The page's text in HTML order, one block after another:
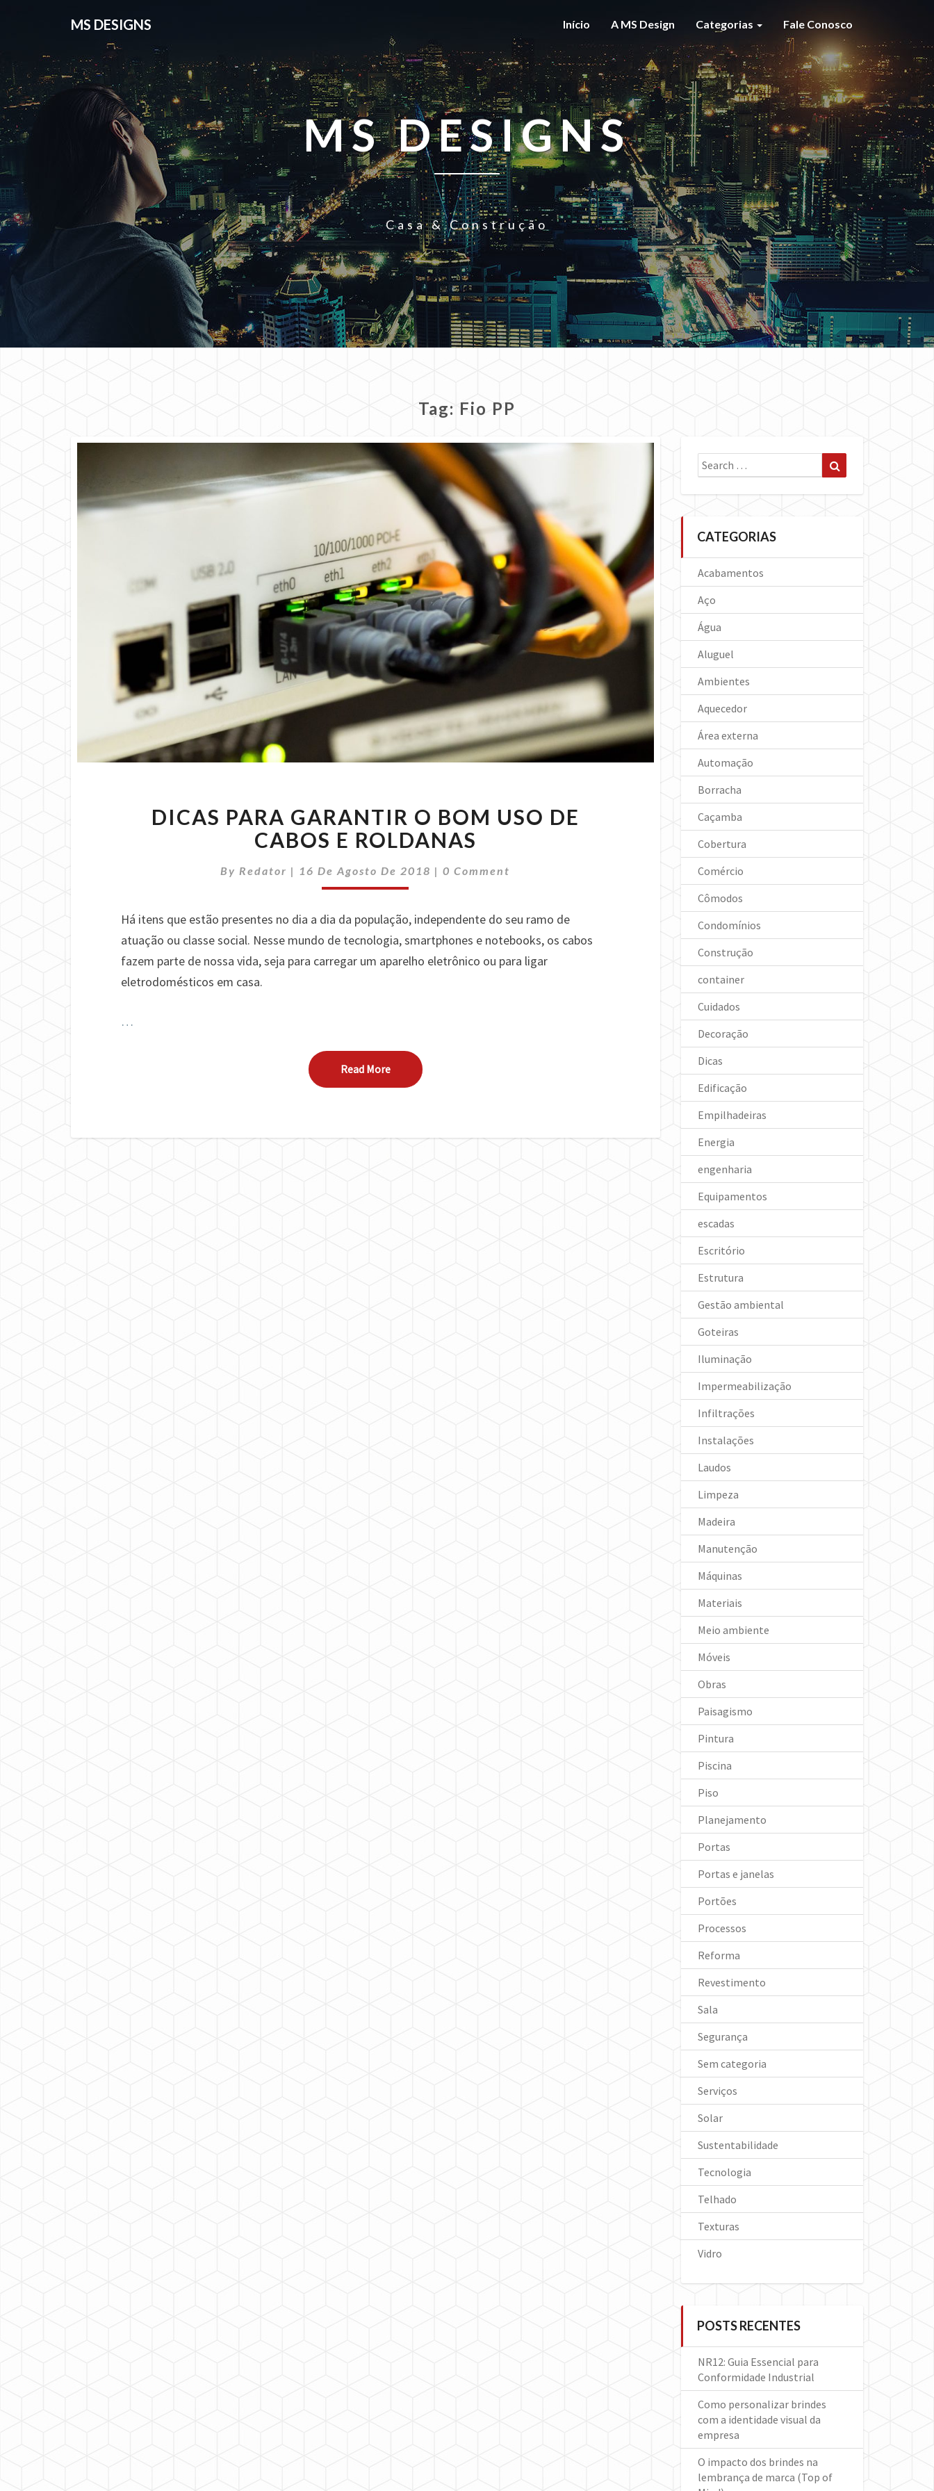
MS DESIGNS Início A MS Design Categorias Fale Conosco
MS DESIGNS
Casa & Construção
Tag: Fio PP
PARA
GARANTIR
O
BOM
USO
CABOS
E
ROLDANAS
DICAS PARA GARANTIR O BOM USO DE
CABOS E ROLDANAS
By Redator | 16 De Agosto De 2018 |Comments
0 Comment
Há itens que estão presentes no dia a dia da população, independente do seu ramo de
atuação ou classe social. Nesse mundo de tecnologia, smartphones e notebooks, os cabos
fazem parte de nossa vida, seja para carregar um aparelho eletrônico ou para ligar
eletrodomésticos em casa.
…
Read MoreRead More
Search
for:
CATEGORIAS
Acabamentos
Aço
Água
Aluguel
Ambientes
Aquecedor
Área externa
Automação
Borracha
Caçamba
Cobertura
Comércio
Cômodos
Condomínios
Construção
container
Cuidados
Decoração
Dicas
Edificação
Empilhadeiras
Energia
engenharia
Equipamentos
escadas
Escritório
Estrutura
Gestão ambiental
Goteiras
Iluminação
Impermeabilização
Infiltrações
Instalações
Laudos
Limpeza
Madeira
Manutenção
Máquinas
Materiais
Meio ambiente
Móveis
Obras
Paisagismo
Pintura
Piscina
Piso
Planejamento
Portas
Portas e janelas
Portões
Processos
Reforma
Revestimento
Sala
Segurança
Sem categoria
Serviços
Solar
Sustentabilidade
Tecnologia
Telhado
Texturas
Vidro
POSTS RECENTES
NR12: Guia Essencial para
Conformidade Industrial
Como personalizar brindes
com a identidade visual da
empresa
O impacto dos brindes na
lembrança de marca (Top of